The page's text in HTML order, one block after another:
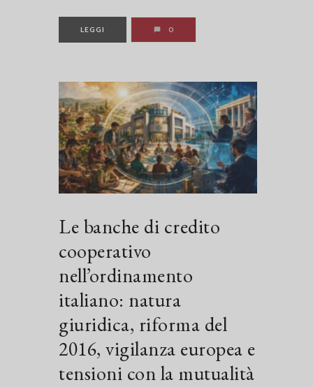
LEGGI 0
Le banche di credito
cooperativo
nell’ordinamento
italiano: natura
giuridica, riforma del
2016, vigilanza europea e
tensioni con la mutualità